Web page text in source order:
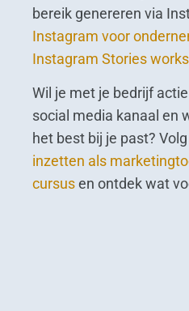
bereik genereren via
Instagram voor
Instagram Stories
Wil je met je bedrijf
social media kanaal en
het best bij je past?
inzetten als
cursusen ontdek wat